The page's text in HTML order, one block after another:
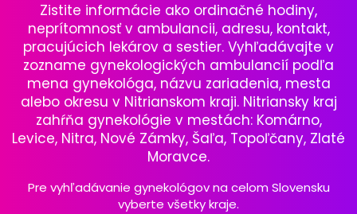
Zistite informácie ako ordinačné hodiny,
neprítomnosť v ambulancii, adresu, kontakt,
pracujúcich lekárov a sestier. Vyhľadávajte v
zozname gynekologických ambulancií podľa
mena gynekológa, názvu zariadenia, mesta
alebo okresu v Nitrianskom kraji. Nitriansky kraj
zahŕňa gynekológie v mestách: Komárno,
Levice, Nitra, Nové Zámky, Šaľa, Topoľčany, Zlaté
Moravce.
Pre vyhľadávanie gynekológov na celom Slovensku
vyberte všetky kraje.